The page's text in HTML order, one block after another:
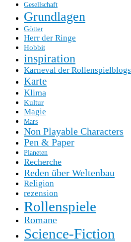
Gesellschaft
Grundlagen
Götter
Herr der Ringe
Hobbit
inspiration
Karneval der Rollenspielblogs
Karte
Klima
Kultur
Magie
Mars
Non Playable Characters
Pen & Paper
Planeten
Recherche
Reden über Weltenbau
Religion
rezension
Rollenspiele
Romane
Science-Fiction